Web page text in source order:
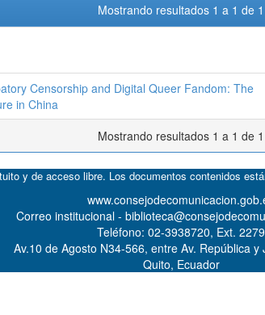
Mostrando resultados 1 a 1 de 1
Censorship and Digital Queer Fandom: The
in China
Mostrando resultados 1 a 1 de 1
y de acceso libre. Los documentos contenidos
Correo institucional -
Teléfono: 02-3938720, Ext. 2279
Av.10 de Agosto N34-566, entre Av. República y
Quito, Ecuador